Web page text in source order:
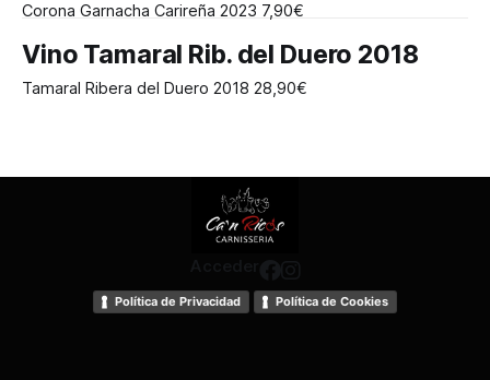
Corona Garnacha Carireña 2023 7,90€
Vino Tamaral Rib. del Duero 2018
Tamaral Ribera del Duero 2018 28,90€
Política de Privacidad Política de Cookies